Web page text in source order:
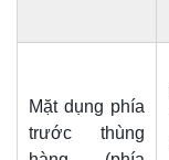
Mặt dụng phía
trước thùng